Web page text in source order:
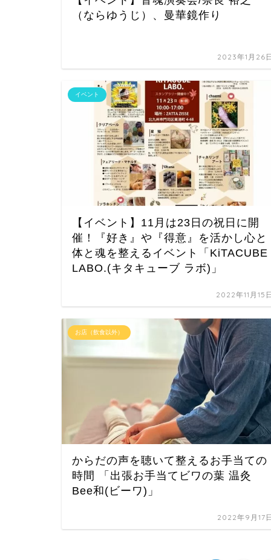
（ならゆうじ）、曼華鏡作り
2023年1月26
イベント
【イベント】11月は23日の祝日に開
催！『好き』や『得意』を活かし心と
体と魂を整えるイベント「KiTACUBE
LABO.(キタキューブ ラボ)」
2022年11月15
お店（飲食以外）
からだの声を聴いて整えるお手当ての
時間 「出張お手当てビワの葉 温灸
Bee和(ビーワ)」
2022年9月17